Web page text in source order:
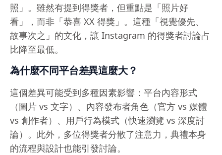
照」。雖然有提到得獎者，但重點是「照片好
看」，而非「恭喜 XX 得獎」。這種「視覺優先、
故事次之」的文化，讓 Instagram 的得獎者討論占
比降至最低。
為什麼不同平台差異這麼大？
這個差異可能受到多種因素影響：平台內容形式
（圖片 vs 文字）、內容發布者角色（官方 vs 媒體
vs 創作者）、用戶行為模式（快速瀏覽 vs 深度討
論）。此外，多位得獎者分散了注意力，典禮本身
的流程與設計也能引發討論。